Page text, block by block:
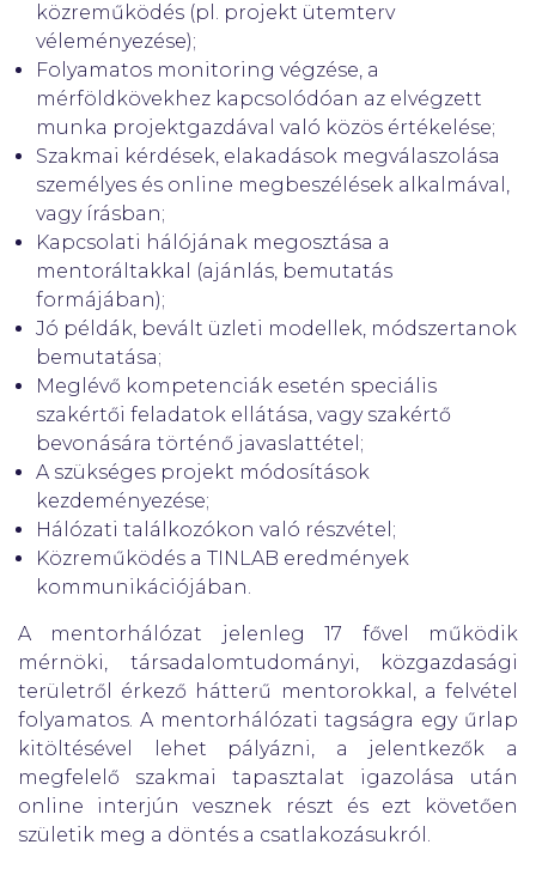
közreműködés (pl. projekt ütemterv
véleményezése);
Folyamatos monitoring végzése, a
mérföldkövekhez kapcsolódóan az elvégzett
munka projektgazdával való közös értékelése;
Szakmai kérdések, elakadások megválaszolása
személyes és online megbeszélések alkalmával,
vagy írásban;
Kapcsolati hálójának megosztása a
mentoráltakkal (ajánlás, bemutatás
formájában);
Jó példák, bevált üzleti modellek, módszertanok
bemutatása;
Meglévő kompetenciák esetén speciális
szakértői feladatok ellátása, vagy szakértő
bevonására történő javaslattétel;
A szükséges projekt módosítások
kezdeményezése;
Hálózati találkozókon való részvétel;
Közreműködés a TINLAB eredmények
kommunikációjában.
A mentorhálózat jelenleg 17 fővel működik
mérnöki, társadalomtudományi, közgazdasági
területről érkező hátterű mentorokkal, a felvétel
folyamatos. A mentorhálózati tagságra egy űrlap
kitöltésével lehet pályázni, a jelentkezők a
megfelelő szakmai tapasztalat igazolása után
online interjún vesznek részt és ezt követően
születik meg a döntés a csatlakozásukról.